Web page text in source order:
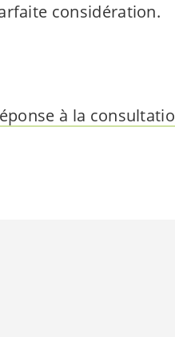
considération.
à la